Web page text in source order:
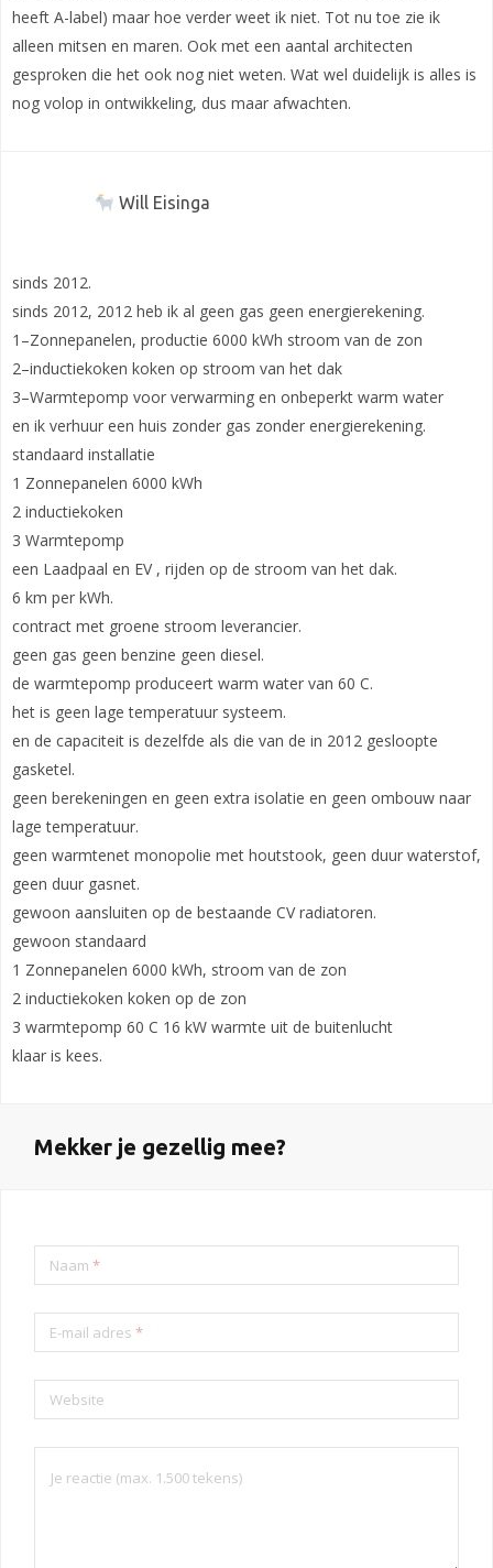
heeft A-label) maar hoe verder weet ik niet. Tot nu toe zie ik
alleen mitsen en maren. Ook met een aantal architecten
gesproken die het ook nog niet weten. Wat wel duidelijk is alles is
nog volop in ontwikkeling, dus maar afwachten.
Will Eisinga
sinds 2012.
sinds 2012, 2012 heb ik al geen gas geen energierekening.
1–Zonnepanelen, productie 6000 kWh stroom van de zon
2–inductiekoken koken op stroom van het dak
3–Warmtepomp voor verwarming en onbeperkt warm water
en ik verhuur een huis zonder gas zonder energierekening.
standaard installatie
1 Zonnepanelen 6000 kWh
2 inductiekoken
3 Warmtepomp
een Laadpaal en EV , rijden op de stroom van het dak.
6 km per kWh.
contract met groene stroom leverancier.
geen gas geen benzine geen diesel.
de warmtepomp produceert warm water van 60 C.
het is geen lage temperatuur systeem.
en de capaciteit is dezelfde als die van de in 2012 gesloopte
gasketel.
geen berekeningen en geen extra isolatie en geen ombouw naar
lage temperatuur.
geen warmtenet monopolie met houtstook, geen duur waterstof,
geen duur gasnet.
gewoon aansluiten op de bestaande CV radiatoren.
gewoon standaard
1 Zonnepanelen 6000 kWh, stroom van de zon
2 inductiekoken koken op de zon
3 warmtepomp 60 C 16 kW warmte uit de buitenlucht
klaar is kees.
Mekker je gezellig mee?
Naam *
E-mail adres *
Website